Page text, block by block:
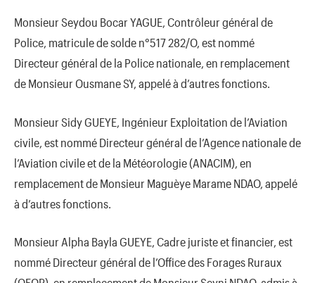
Monsieur Seydou Bocar YAGUE, Contrôleur général de
Police, matricule de solde n°517 282/O, est nommé
Directeur général de la Police nationale, en remplacement
de Monsieur Ousmane SY, appelé à d’autres fonctions.
Monsieur Sidy GUEYE, Ingénieur Exploitation de l’Aviation
civile, est nommé Directeur général de l’Agence nationale de
l’Aviation civile et de la Météorologie (ANACIM), en
remplacement de Monsieur Maguèye Marame NDAO, appelé
à d’autres fonctions.
Monsieur Alpha Bayla GUEYE, Cadre juriste et financier, est
nommé Directeur général de l’Office des Forages Ruraux